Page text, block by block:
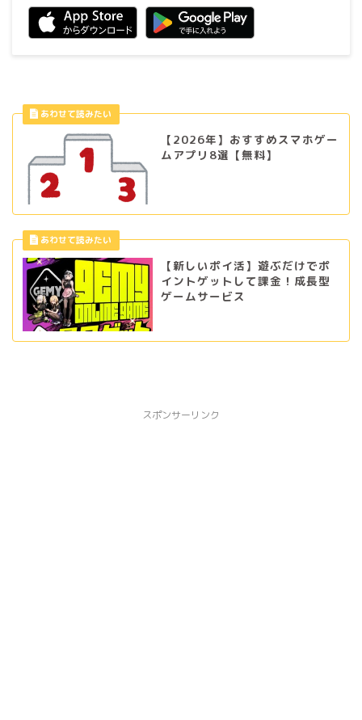
【2026年】おすすめスマホゲー
ムアプリ8選【無料】
【新しいポイ活】遊ぶだけでポ
イントゲットして課金！成長型
ゲームサービス
スポンサーリンク